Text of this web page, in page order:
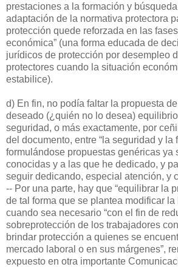
prestaciones a la formación y
adaptación de la normativa protectora
protección quede reforzada en las
económica” (una forma educada de
jurídicos de protección por desempleo
protectores cuando la situación
estabilice).
d) En fin, no podía faltar la propuesta
deseado (¿quién no lo desea)
seguridad, o más exactamente, por
del documento, entre “la seguridad y la
formulándose propuestas genéricas ya
conocidas y a las que he dedicado, y
seguir dedicando, especial atención, y
-- Por una parte, hay que “equilibrar la
de tal forma que se plantea modificar la
cuando sea necesario “con el fin de
sobreprotección de los trabajadores
brindar protección a quienes se
mercado laboral o en sus márgenes”,
expuesto en otra importante